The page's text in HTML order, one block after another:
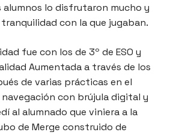
alumnos lo disfrutaron mucho y
con la que jugaban.
fue con los de 3º de ESO y
Aumentada a través de los
de varias prácticas en el
con brújula digital y
al alumnado que viniera a la
de Merge construido de